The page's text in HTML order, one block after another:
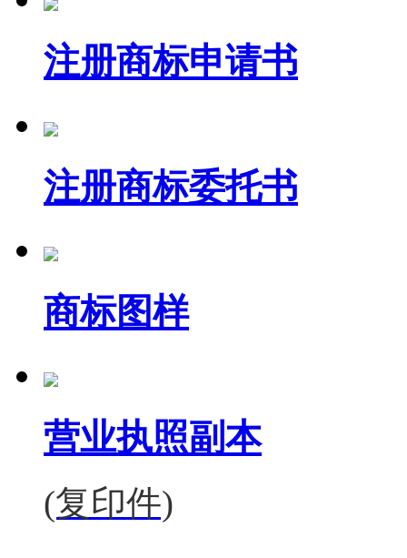
注册商标申请书
注册商标委托书
商标图样
营业执照副本
(复印件)